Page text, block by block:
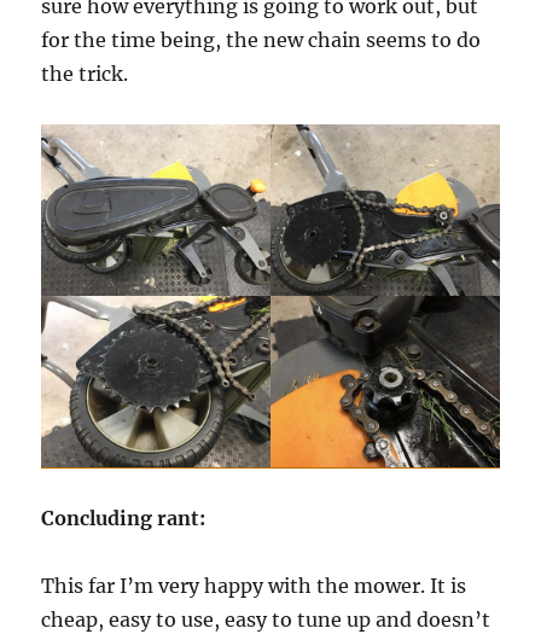
sure how everything is going to work out, but
for the time being, the new chain seems to do
the trick.
Concluding rant:
This far I’m very happy with the mower. It is
cheap, easy to use, easy to tune up and doesn’t